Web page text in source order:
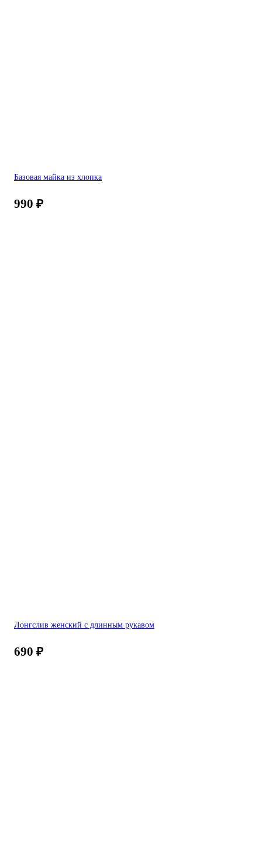
Базовая майка из хлопка
990 ₽
Лонгслив женский с длинным рукавом
690 ₽